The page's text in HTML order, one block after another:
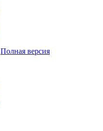
Полная версия